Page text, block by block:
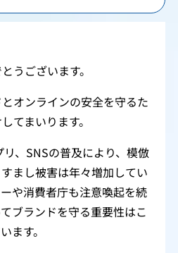
うございます。
オンラインの安全を守るた
てまいります。
、SNSの普及により、模倣
まし被害は年々増加してい
や消費者庁も注意喚起を続
ブランドを守る重要性はこ
す。